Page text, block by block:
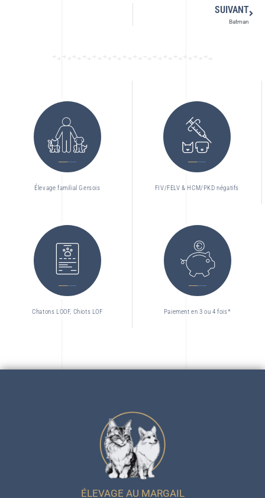
SUIVANT
Batman
Élevage familial Gersois FIV/FELV & HCM/PKD négatifs
Chatons LOOF, Chiots LOF Paiement en 3 ou 4 fois*
ÉLEVAGE AU MARGAIL